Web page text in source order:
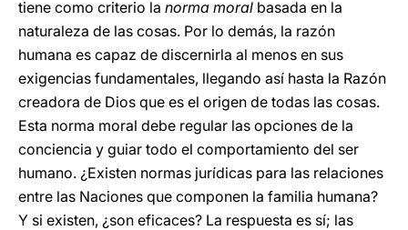
tiene como criterio la norma moral basada en la
naturaleza de las cosas. Por lo demás, la razón
humana es capaz de discernirla al menos en sus
exigencias fundamentales, llegando así hasta la Razón
creadora de Dios que es el origen de todas las cosas.
Esta norma moral debe regular las opciones de la
conciencia y guiar todo el comportamiento del ser
humano. ¿Existen normas jurídicas para las relaciones
entre las Naciones que componen la familia humana?
Y si existen, ¿son eficaces? La respuesta es sí; las